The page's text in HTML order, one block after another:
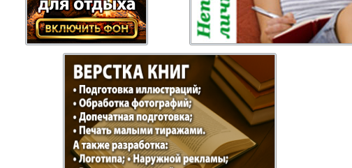
858
857
Отдыхай-Купи-
продай
Партнер-
Пражский
телеграф
Пражский
экспресс
Районка-Nord-Ost-
Bremen